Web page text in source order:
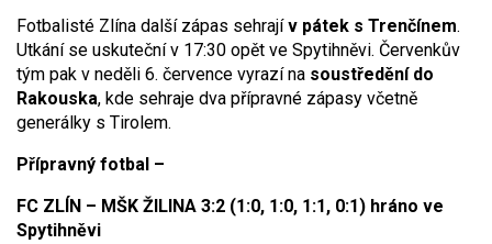
Fotbalisté Zlína další zápas sehrajív pátek s Trenčínem.
Utkání se uskuteční v 17:30 opět ve Spytihněvi. Červenkův
tým pak v neděli 6. července vyrazí na soustředění do
Rakouska, kde sehraje dva přípravné zápasy včetně
generálky s Tirolem.
Přípravný fotbal –
FC ZLÍN – MŠK ŽILINA 3:2 (1:0, 1:0, 1:1, 0:1) hráno ve
Spytihněvi